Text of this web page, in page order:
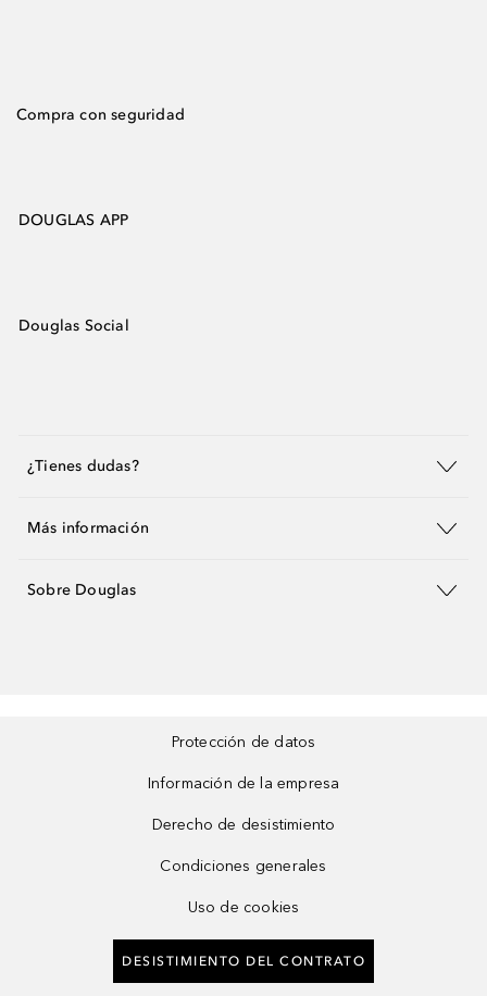
Compra con seguridad
DOUGLAS APP
Douglas Social
¿Tienes dudas?
Más información
Sobre Douglas
Protección de datos
Información de la empresa
Derecho de desistimiento
Condiciones generales
Uso de cookies
DESISTIMIENTO DEL CONTRATO